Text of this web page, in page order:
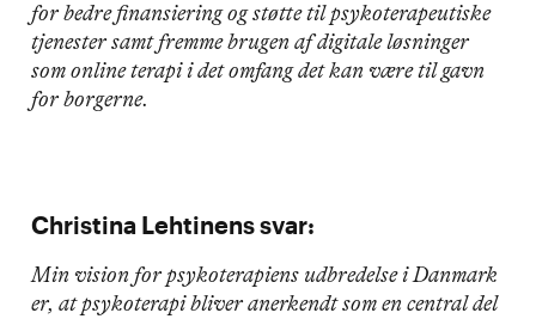
for bedre finansiering og støtte til psykoterapeutiske
tjenester samt fremme brugen af digitale løsninger
som online terapi i det omfang det kan være til gavn
for borgerne.
Christina Lehtinens svar:
Min vision for psykoterapiens udbredelse i Danmark
er, at psykoterapi bliver anerkendt som en central del